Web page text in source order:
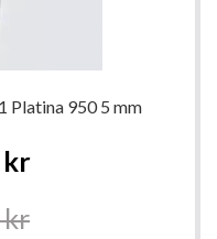
Platina 950 5 mm
kr